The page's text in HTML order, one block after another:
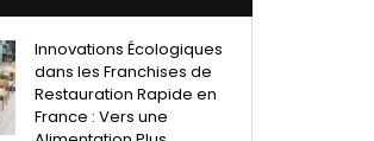
Innovations Écologiques
dans les Franchises de
Restauration Rapide en
France : Vers une